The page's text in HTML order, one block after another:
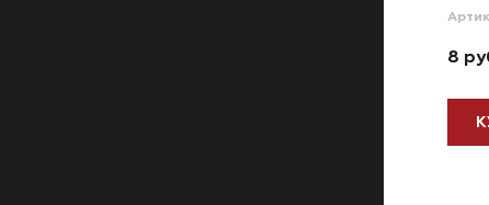
8